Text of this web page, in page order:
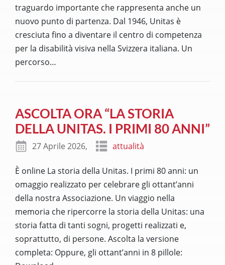
traguardo importante che rappresenta anche un
nuovo punto di partenza. Dal 1946, Unitas è
cresciuta fino a diventare il centro di competenza
per la disabilità visiva nella Svizzera italiana. Un
percorso…
ASCOLTA ORA “LA STORIA
DELLA UNITAS. I PRIMI 80 ANNI”
27 Aprile 2026, attualità
È online La storia della Unitas. I primi 80 anni: un
omaggio realizzato per celebrare gli ottant’anni
della nostra Associazione. Un viaggio nella
memoria che ripercorre la storia della Unitas: una
storia fatta di tanti sogni, progetti realizzati e,
soprattutto, di persone. Ascolta la versione
completa: Oppure, gli ottant’anni in 8 pillole: